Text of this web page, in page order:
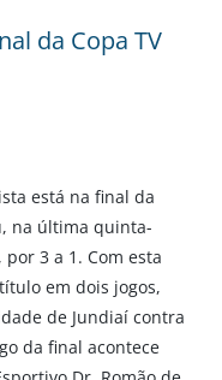
da Copa TV
está na final da
na última quinta-
3 a 1. Com esta
em dois jogos,
de Jundiaí contra
da final acontece